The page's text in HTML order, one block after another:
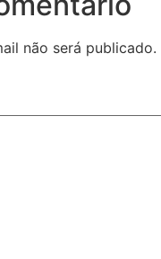
não será publicado.